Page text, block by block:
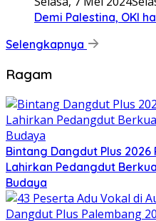
Demi Palestina, OKI
Selengkapnya
Ragam
Bintang Dangdut Plus
Lahirkan Pedangdut
Budaya